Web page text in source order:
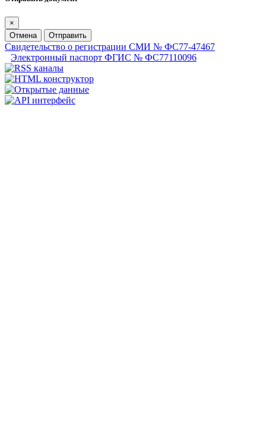
×
Отмена
Отправить
Свидетельство о регистрации СМИ № ФС77-47467
Электронный паспорт ФГИС № ФС77110096